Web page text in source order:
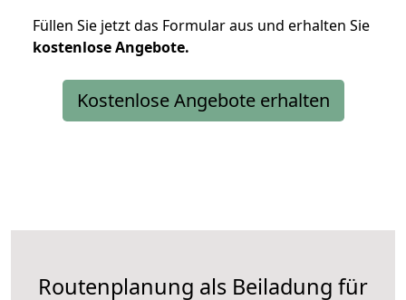
Füllen Sie jetzt das Formular aus und erhalten Sie
kostenloseAngebote.
Kostenlose Angebote erhalten
Routenplanung als Beiladung für